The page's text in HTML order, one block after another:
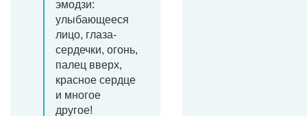
эмодзи:
улыбающееся
лицо, глаза-
сердечки, огонь,
палец вверх,
красное сердце
и многое
другое!